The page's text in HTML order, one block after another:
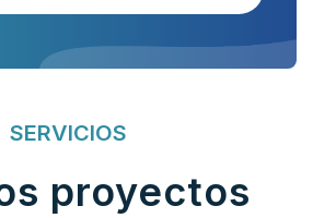
SERVICIOS
proyectos